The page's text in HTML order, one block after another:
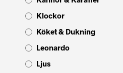
Klockor
Köket & Dukning
Leonardo
Ljus